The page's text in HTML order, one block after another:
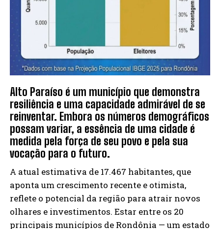
Alto Paraíso é um município que demonstra
resiliência e uma capacidade admirável de se
reinventar. Embora os números demográficos
possam variar, a essência de uma cidade é
medida pela força de seu povo e pela sua
vocação para o futuro.
A atual estimativa de 17.467 habitantes, que
aponta um crescimento recente e otimista,
reflete o potencial da região para atrair novos
olhares e investimentos. Estar entre os 20
principais municípios de Rondônia — um estado